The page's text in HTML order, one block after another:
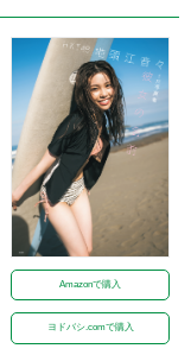
Amazonで購入
ヨドバシ.comで購入